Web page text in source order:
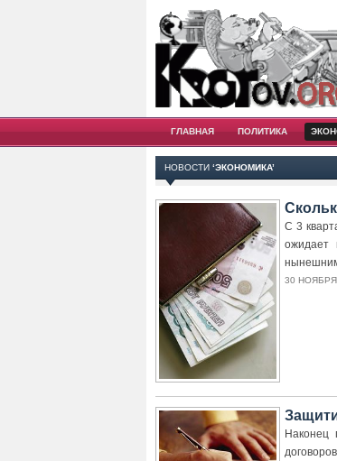
ГЛАВНАЯ ПОЛИТИКА
НОВОСТИ ‘ЭКОНОМИКА’
С 3
ожидает
30
Наконец